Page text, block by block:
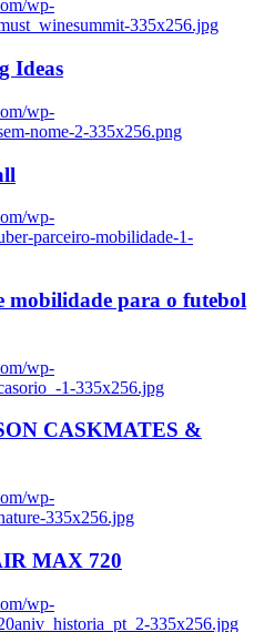
wp-
335x256.jpg
Ideas
wp-
nome-2-335x256.png
wp-
parceiro-mobilidade-1-
mobilidade para o futebol
wp-
1-335x256.jpg
CASKMATES &
wp-
335x256.jpg
MAX 720
wp-
335x256.jpg